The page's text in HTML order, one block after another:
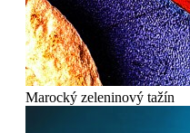
Marocký zeleninový tažín